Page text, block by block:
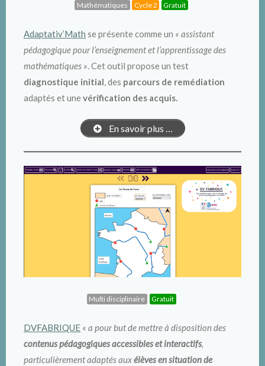
Mathématiques Cycle 2 Gratuit
Adaptativ’Math se présente comme un « assistant
pédagogique pour l’enseignement et l’apprentissage des
mathématiques » . Cet outil propose un test
diagnostique initial , des parcours de remédiation
adaptés et unevérification des acquis.
En savoir plus …
Multi disciplinaire Gratuit
DVFABRIQUE « a pour but de mettre à disposition des
contenus pédagogiques accessibles et interactifs,
particulièrement adaptés auxélèves en situation de